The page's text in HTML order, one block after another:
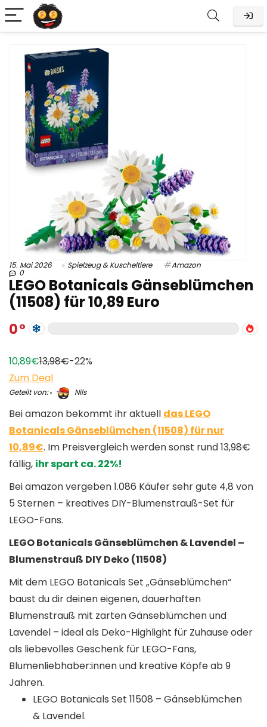
15. Mai 2026 Spielzeug & Kuscheltiere Amazon
0
LEGO Botanicals Gänseblümchen
(11508) für 10,89 Euro
0
10,89€13,98€-22%
Zum Deal
Geteilt von: Nils
Bei amazon bekommt ihr aktuell das LEGO
Botanicals Gänseblümchen (11508) für nur
10,89€. Im Preisvergleich werden sonst rund 13,98€
fällig, ihr spart ca. 22%!
Bei amazon vergeben 1.086 Käufer sehr gute 4,8 von
5 Sternen – kreatives DIY-Blumenstrauß-Set für
LEGO-Fans.
LEGO Botanicals Gänseblümchen & Lavendel –
Blumenstrauß DIY Deko (11508)
Mit dem LEGO Botanicals Set „Gänseblümchen“
baust du dir deinen eigenen, dauerhaften
Blumenstrauß mit zarten Gänseblümchen und
Lavendel – ideal als Deko-Highlight für Zuhause oder
als liebevolles Geschenk für LEGO-Fans,
Blumenliebhaber:innen und kreative Köpfe ab 9
Jahren.
LEGO Botanicals Set 11508 – Gänseblümchen
& Lavendel.